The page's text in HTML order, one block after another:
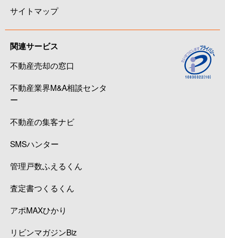
サイトマップ
関連サービス
不動産売却の窓口
不動産業界M&A相談センタ
ー
不動産の集客ナビ
SMSハンター
管理戸数ふえるくん
査定書つくるくん
アポMAXひかり
リビンマガジンBiz